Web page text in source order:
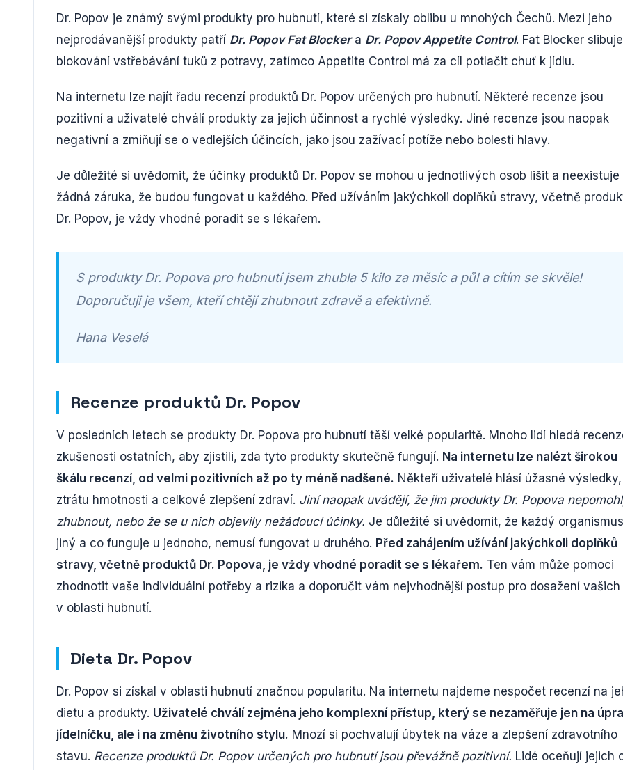
Dr. Popov je známý svými produkty pro hubnutí, které si získaly oblibu u mnohých Čechů. Mezi jeho
nejprodávanější produkty patří Dr. Popov Fat Blockera Dr. Popov Appetite Control. Fat Blocker slibuje
blokování vstřebávání tuků z potravy, zatímco Appetite Control má za cíl potlačit chuť k jídlu.
Na internetu lze najít řadu recenzí produktů Dr. Popov určených pro hubnutí. Některé recenze jsou
pozitivní a uživatelé chválí produkty za jejich účinnost a rychlé výsledky. Jiné recenze jsou naopak
negativní a zmiňují se o vedlejších účincích, jako jsou zažívací potíže nebo bolesti hlavy.
Je důležité si uvědomit, že účinky produktů Dr. Popov se mohou u jednotlivých osob lišit a neexistuje
žádná záruka, že budou fungovat u každého. Před užíváním jakýchkoli doplňků stravy, včetně
Dr. Popov, je vždy vhodné poradit se s lékařem.
S produkty Dr. Popova pro hubnutí jsem zhubla 5 kilo za měsíc a půl a cítím se skvěle!
Doporučuji je všem, kteří chtějí zhubnout zdravě a efektivně.
Hana Veselá
Recenze produktů Dr. Popov
V posledních letech se produkty Dr. Popova pro hubnutí těší velké popularitě. Mnoho lidí hledá
zkušenosti ostatních, aby zjistili, zda tyto produkty skutečně fungují. Na internetu lze nalézt širokou
škálu recenzí, od velmi pozitivních až po ty méně nadšené. Někteří uživatelé hlásí úžasné výsledky,
ztrátu hmotnosti a celkové zlepšení zdraví. Jiní naopak uvádějí, že jim produkty Dr. Popova
zhubnout, nebo že se u nich objevily nežádoucí účinky. Je důležité si uvědomit, že každý
jiný a co funguje u jednoho, nemusí fungovat u druhého. Před zahájením užívání jakýchkoli doplňků
stravy, včetně produktů Dr. Popova, je vždy vhodné poradit se s lékařem. Ten vám může pomoci
zhodnotit vaše individuální potřeby a rizika a doporučit vám nejvhodnější postup pro dosažení vašich
v oblasti hubnutí.
Dieta Dr. Popov
Dr. Popov si získal v oblasti hubnutí značnou popularitu. Na internetu najdeme nespočet recenzí na
dietu a produkty. Uživatelé chválí zejména jeho komplexní přístup, který se nezaměřuje jen na
jídelníčku, ale i na změnu životního stylu. Mnozí si pochvalují úbytek na váze a zlepšení zdravotního
stavu. Recenze produktů Dr. Popov určených pro hubnutí jsou převážně pozitivní. Lidé oceňují jejich